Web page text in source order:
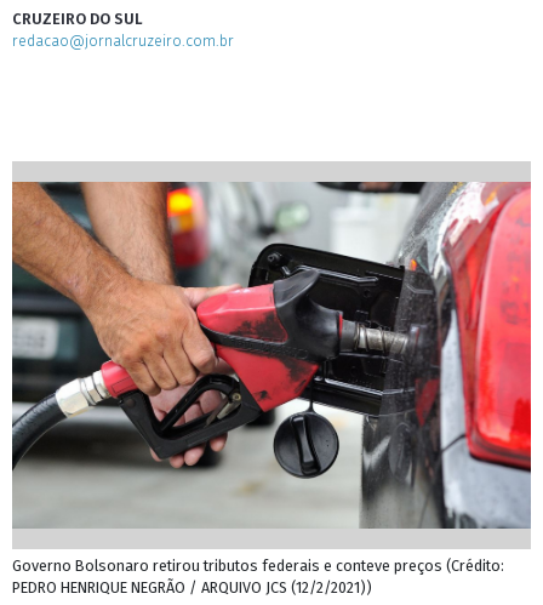
CRUZEIRO DO SUL
redacao@jornalcruzeiro.com.br
Governo Bolsonaro retirou tributos federais e conteve preços (Crédito:
PEDRO HENRIQUE NEGRÃO / ARQUIVO JCS (12/2/2021))